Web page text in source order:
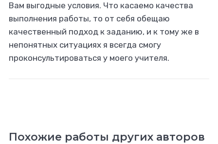
Вам выгодные условия. Что касаемо качества
выполнения работы, то от себя обещаю
качественный подход к заданию, и к тому же в
непонятных ситуациях я всегда смогу
проконсультироваться у моего учителя.
Похожие работы других авторов